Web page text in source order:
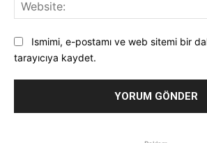
Ismimi, e-postamı ve web sitemi bir
tarayıcıya kaydet.